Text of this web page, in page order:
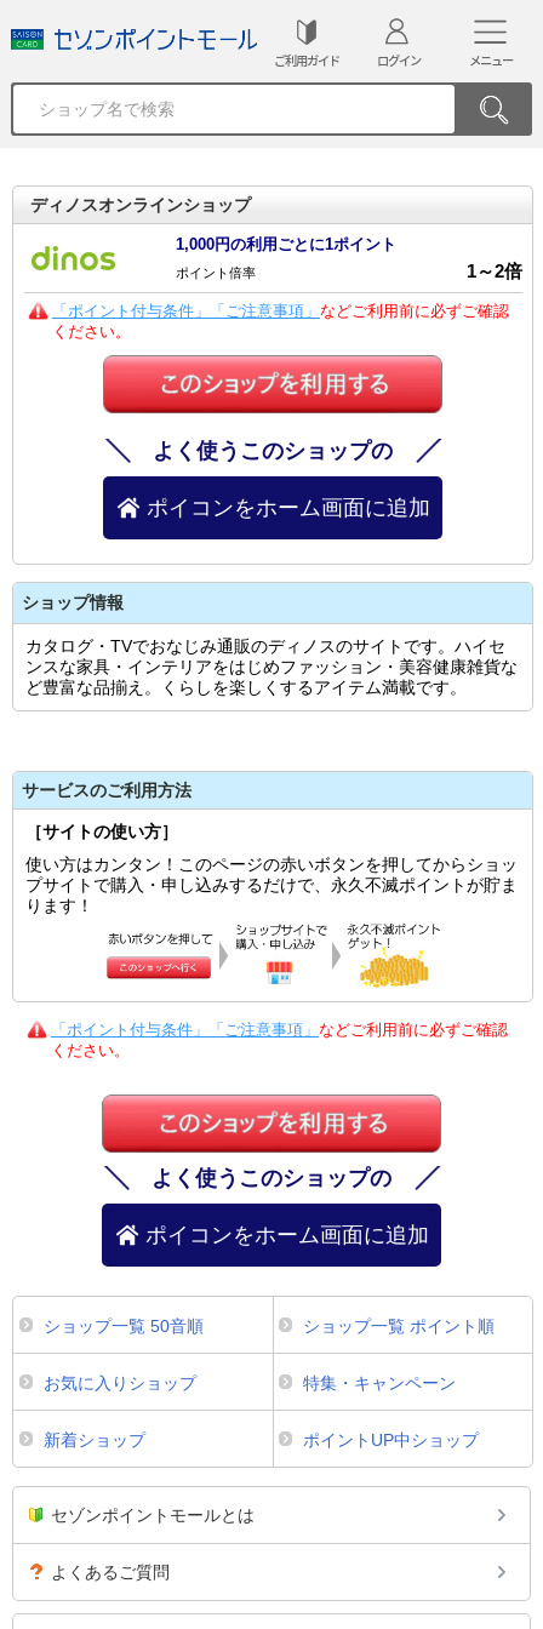
ご利用ガイド ログイン メニュー
ディノスオンラインショップ
1,000円の利用ごとに1ポイント
ポイント倍率 1～2倍
「ポイント付与条件」「ご注意事項」 などご利用前に必ずご確認
ください。
よく使うこのショップの
ポイコンをホーム画面に追加
ショップ情報
カタログ・TVでおなじみ通販のディノスのサイトです。ハイセ
ンスな家具・インテリアをはじめファッション・美容健康雑貨な
ど豊富な品揃え。くらしを楽しくするアイテム満載です。
サービスのご利用方法
［サイトの使い方］
使い方はカンタン！このページの赤いボタンを押してからショッ
プサイトで購入・申し込みするだけで、永久不滅ポイントが貯ま
ります！
「ポイント付与条件」「ご注意事項」 などご利用前に必ずご確認
ください。
よく使うこのショップの
ポイコンをホーム画面に追加
ショップ一覧 50音順 ショップ一覧 ポイント順
お気に入りショップ 特集・キャンペーン
新着ショップ ポイントUP中ショップ
セゾンポイントモールとは
よくあるご質問